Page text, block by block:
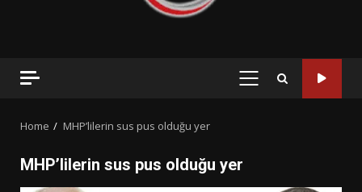
PRIMARY
Home MHP’lilerin sus pus olduğu yer
MHP’lilerin sus pus olduğu yer